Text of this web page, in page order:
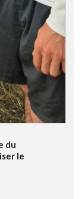
du
le